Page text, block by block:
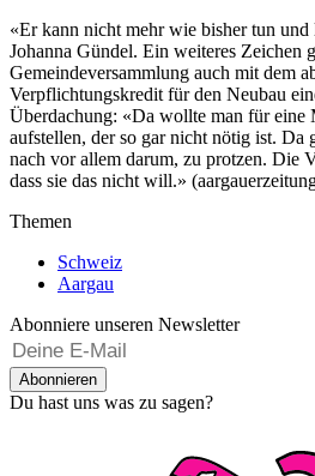
«Er kann nicht mehr wie bisher tun und
Johanna Gündel. Ein weiteres Zeichen
Gemeindeversammlung auch mit dem
Verpflichtungskredit für den Neubau
Überdachung: «Da wollte man für eine
aufstellen, der so gar nicht nötig ist. Da
nach vor allem darum, zu protzen. Die
dass sie das nicht will.»
Themen
Schweiz
Aargau
Abonniere unseren Newsletter
Abonnieren
Du hast uns was zu sagen?